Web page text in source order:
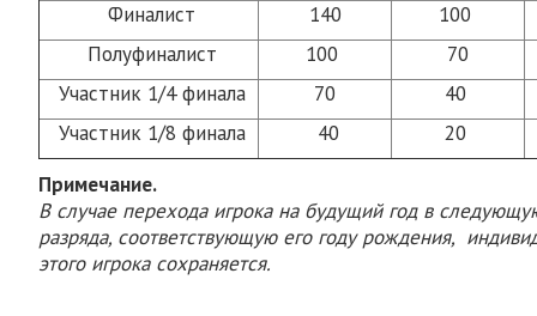
Финалист
140
100
Полуфиналист
100
70
Участник 1/4 финала
70
40
Участник 1/8 финала
40
20
Примечание.
В случае перехода игрока на будущий год в
разряда, соответствующую его году рождения,
этого игрока сохраняется.